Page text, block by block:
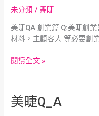
未分類 /舞睫
美睫QA 創業篇 Q:美睫創
材料，主顧客人 等必要創
QA
業
篇
睫
業
問
題
閱讀全文 »
美睫Q_A
美
睫